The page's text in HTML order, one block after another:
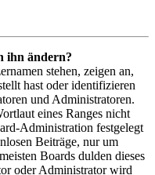
ihn ändern?
stehen, zeigen an,
hast oder identifizieren
und Administratoren.
eines Ranges nicht
Administration festgelegt
Beiträge, nur um
Boards dulden dieses
oder Administrator wird